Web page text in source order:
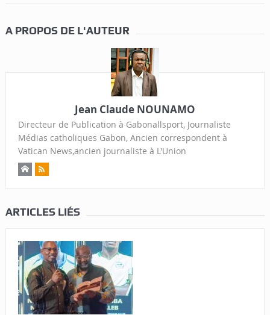
A PROPOS DE L'AUTEUR
Jean Claude NOUNAMO
Directeur de Publication à Gabonallsport, Journaliste
Médias catholiques Gabon, Ancien correspondent à
Vatican News,ancien journaliste à L'Union
ARTICLES LIÉS